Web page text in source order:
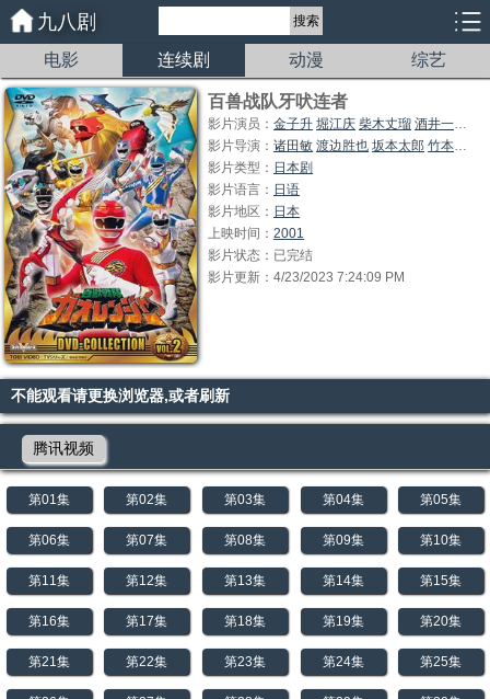
九八剧 搜索
电影 连续剧 动漫 综艺
百兽战队牙吠连者
影片演员：金子升 堀江庆 柴木丈瑠 酒井一圭
影片导演：诸田敏 渡边胜也 坂本太郎 竹本升
影片类型： 日本剧
影片语言： 日语
影片地区： 日本
上映时间：2001
影片状态：已完结
影片更新：4/23/2023 7:24:09 PM
不能观看请更换浏览器,或者刷新
腾讯视频
第01集 第02集 第03集 第04集 第05集
第06集 第07集 第08集 第09集 第10集
第11集 第12集 第13集 第14集 第15集
第16集 第17集 第18集 第19集 第20集
第21集 第22集 第23集 第24集 第25集